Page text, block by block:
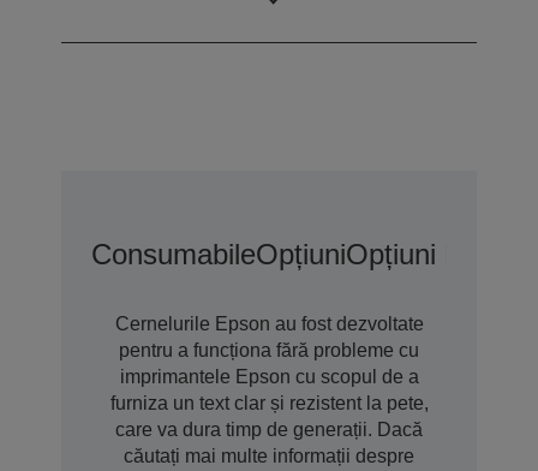
ConsumabileOpțiuniOpțiuni De
Cernelurile Epson au fost dezvoltate
pentru a funcționa fără probleme cu
imprimantele Epson cu scopul de a
furniza un text clar și rezistent la pete,
care va dura timp de generații. Dacă
căutați mai multe informații despre